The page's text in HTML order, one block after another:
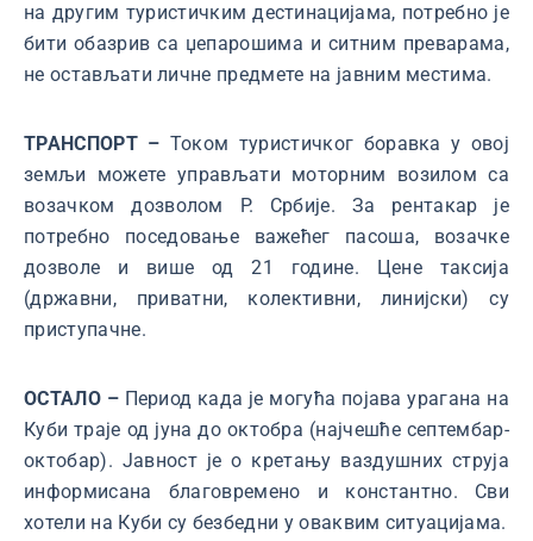
на другим туристичким дестинацијама, потребно је
бити обазрив са џепарошима и ситним преварама,
не остављати личне предмете на јавним местима.
ТРАНСПОРТ – Током туристичког боравка у овој
земљи можете управљати моторним возилом са
возачком дозволом Р. Србије. За рентакар је
потребно поседовање важећег пасоша, возачке
дозволе и више од 21 године. Цене таксија
(државни, приватни, колективни, линијски) су
приступачне.
ОСТАЛО –Период када је могућа појава урагана на
Куби траје од јуна до октобра (најчешће септембар-
октобар). Јавност је о кретању ваздушних струја
информисана благовремено и константно. Сви
хотели на Куби су безбедни у оваквим ситуацијама.